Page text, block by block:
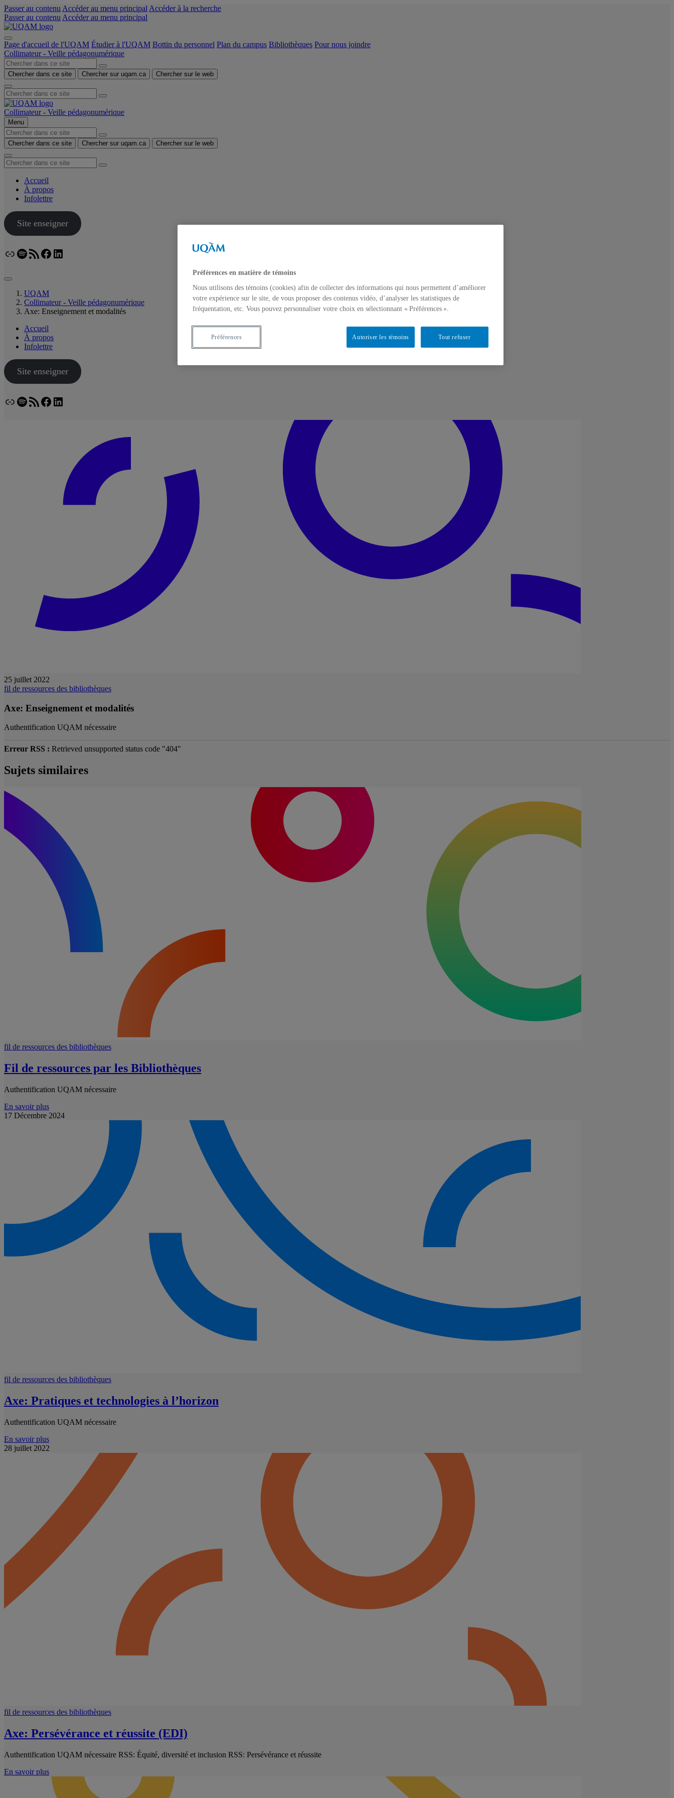
Passer au contenu Accéder au menu principal Accéder à la recherche
Passer au contenu Accéder au menu principal
Page d'accueil de l'UQAM Étudier à l'UQAM Bottin du personnel Plan du campus Bibliothèques Pour nous joindre
Collimateur - Veille pédagonumérique
Chercher dans ce site Chercher sur uqam.ca Chercher sur le web
Collimateur - Veille pédagonumérique
Menu
Chercher dans ce site Chercher sur uqam.ca Chercher sur le web
Accueil
À propos
Infolettre
Site enseigner
LienSpotify
Flux RSSFacebook
LinkedIn
UQAM
Collimateur - Veille pédagonumérique
Axe: Enseignement et modalités
Accueil
À propos
Infolettre
Site enseigner
LienSpotify
Flux RSSFacebook
LinkedIn
25 juillet 2022
fil de ressources des bibliothèques
Axe: Enseignement et modalités
Authentification UQAM nécessaire
Erreur RSS : Retrieved unsupported status code "404"
Sujets similaires
fil de ressources des bibliothèques
Fil de ressources par les Bibliothèques
Authentification UQAM nécessaire
En savoir plus
17 Décembre 2024
fil de ressources des bibliothèques
Axe: Pratiques et technologies à l’horizon
Authentification UQAM nécessaire
En savoir plus
28 juillet 2022
fil de ressources des bibliothèques
Axe: Persévérance et réussite (EDI)
Authentification UQAM nécessaire RSS: Équité, diversité et inclusion RSS: Persévérance et réussite
En savoir plus
Préférences en matière de témoins
Nous utilisons des témoins (cookies) afin de collecter des informations qui nous permettent d’améliorer
votre expérience sur le site, de vous proposer des contenus vidéo, d’analyser les statistiques de
fréquentation, etc. Vous pouvez personnaliser votre choix en sélectionnant « Préférences ».
Tout refuser
Autoriser les témoins
Préférences